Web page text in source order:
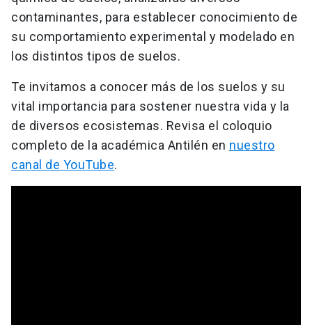
contaminantes, para establecer conocimiento de
su comportamiento experimental y modelado en
los distintos tipos de suelos.
Te invitamos a conocer más de los suelos y su
vital importancia para sostener nuestra vida y la
de diversos ecosistemas. Revisa el coloquio
completo de la académica Antilén en nuestro
canal de YouTube.